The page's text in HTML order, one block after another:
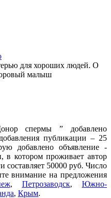
для хороших людей. О
малыш
спермы ” добавлено
публикации – 25
добавлено объявление -
в котором проживает автор
составляет 50000 руб. Число
внимание на предложения
, Петрозаводск,Южно-
, Крым.